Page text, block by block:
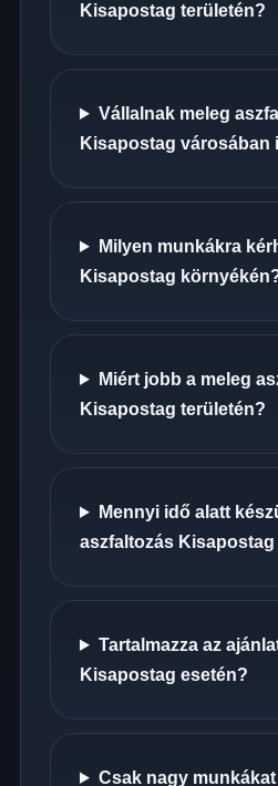
Kisapostag területén?
Vállalnak meleg
Kisapostag városában
Milyen munkákra
Kisapostag
Miért jobb a meleg
Kisapostag területén?
Mennyi idő alatt
aszfaltozás
Tartalmazza az
Kisapostag esetén?
Csak nagy